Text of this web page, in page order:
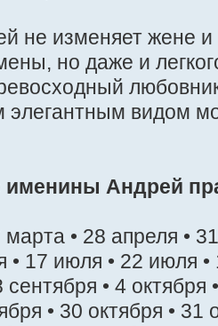
не изменяет жене и
но даже и
элегантным видом
Андрей
• 28 апреля •
17 июля • 22 июля •
• 4 октября
• 30 октября • 31